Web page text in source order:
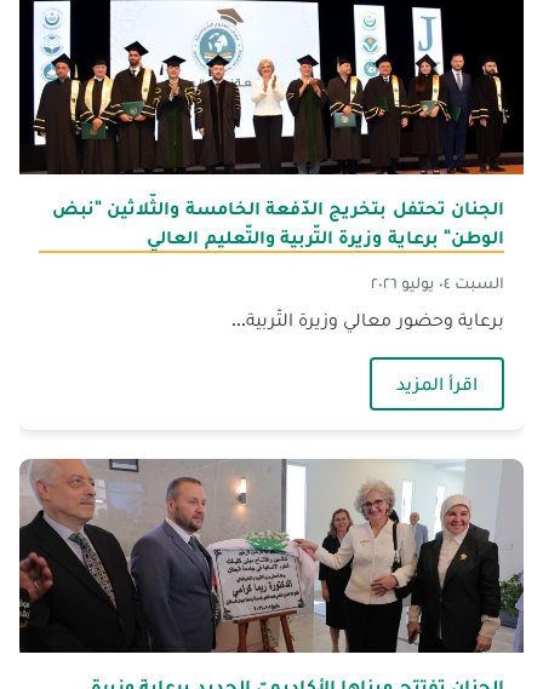
الجنان تحتفل بتخريج الدّفعة الخامسة والثّلاثين "نبض
الوطن" برعاية وزيرة التّربية والتّعليم العالي
السبت ٠٤ يوليو ٢٠٢٦
برعاية وحضور معالي وزيرة التّربية...
اقرأ المزيد— الجنان تحتفل بتخريج الدّفعة الخامسة